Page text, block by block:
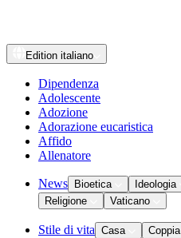
Edition italiano
Dipendenza
Adolescente
Adozione
Adorazione eucaristica
Affido
Allenatore
News Bioetica Ideologia
Religione
Vaticano
Stile di vita Casa Coppia